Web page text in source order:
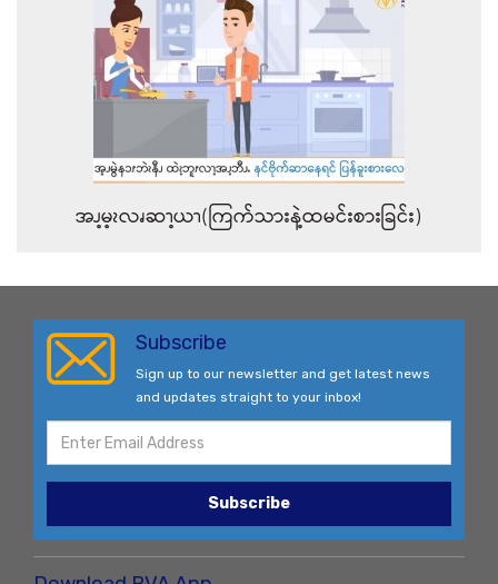
အၪ့မ့ၩလၧဆၫ့ယၫ(ကြက်သားနဲ့ထမင်းစားခြင်း)
Subscribe
Sign up to our newsletter and get latest news
and updates straight to your inbox!
Subscribe